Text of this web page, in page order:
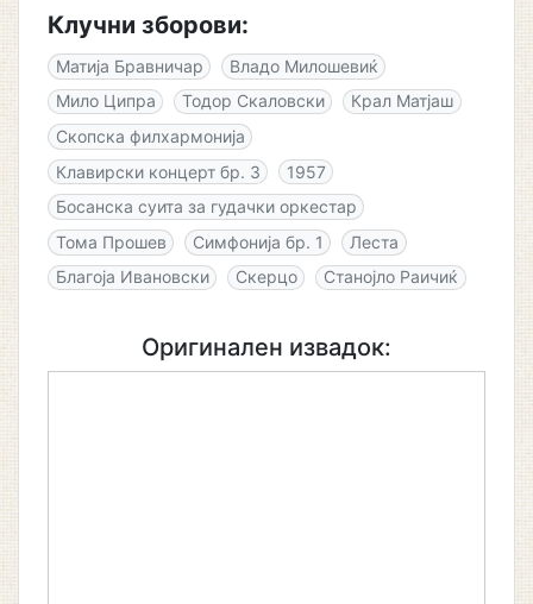
Клучни зборови:
Матија Бравничар
Владо Милошевиќ
Мило Ципра
Тодор Скаловски
Крал Матјаш
Скопска филхармонија
Клавирски концерт бр. 3
1957
Босанска суита за гудачки оркестар
Тома Прошев
Симфонија бр. 1
Леста
Благоја Ивановски
Скерцо Станојло Раичиќ
Оригинален извадок: